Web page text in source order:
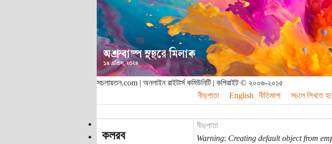
সচলায়তন.com | অনলাইন রাইটার্স কমিউনিটি | কপিরাইট © ২০০৬-২০১৫
নীড়পাতা
English নীতিমালা সচলে লিখতে
কলরব
নীড়পাতা
Warning: Creating default object from